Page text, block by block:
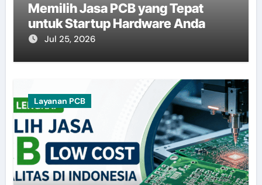
Memilih Jasa PCB yang Tepat
untuk Startup Hardware Anda
Jul 25, 2026
Layanan PCB